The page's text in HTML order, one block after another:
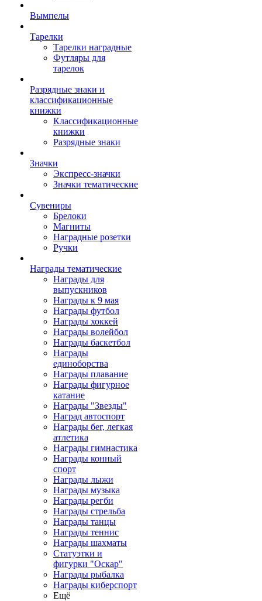
Вымпелы
Тарелки
Тарелки наградные
Футляры для
тарелок
Разрядные знаки и
классификационные
книжки
Классификационные
книжки
Разрядные знаки
Значки
Экспресс-значки
Значки тематические
Сувениры
Брелоки
Магниты
Наградные розетки
Ручки
Награды тематические
Награды для
выпускников
Награды к 9 мая
Награды футбол
Награды хоккей
Награды волейбол
Награды баскетбол
Награды
единоборства
Награды плавание
Награды фигурное
катание
Награды "Звезды"
Наград автоспорт
Награды бег, легкая
атлетика
Награды гимнастика
Награды конный
спорт
Награды лыжи
Награды музыка
Награды регби
Награды стрельба
Награды танцы
Награды теннис
Награды шахматы
Статуэтки и
фигурки "Оскар"
Награды рыбалка
Награды киберспорт
Ещё